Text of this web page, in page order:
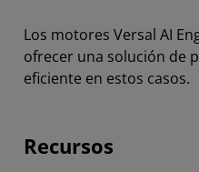
Los motores Versal AI
ofrecer una solución de
eficiente en estos casos.
Recursos